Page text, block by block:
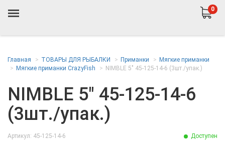
0
Главная ТОВАРЫ ДЛЯ РЫБАЛКИ Приманки
Мягкие приманки
Мягкие приманки CrazyFish
NIMBLE 5" 45-125-14-6 (3шт./упак.)
NIMBLE 5" 45-125-14-6
(3шт./упак.)
Артикул: 45-125-14-6 Доступен